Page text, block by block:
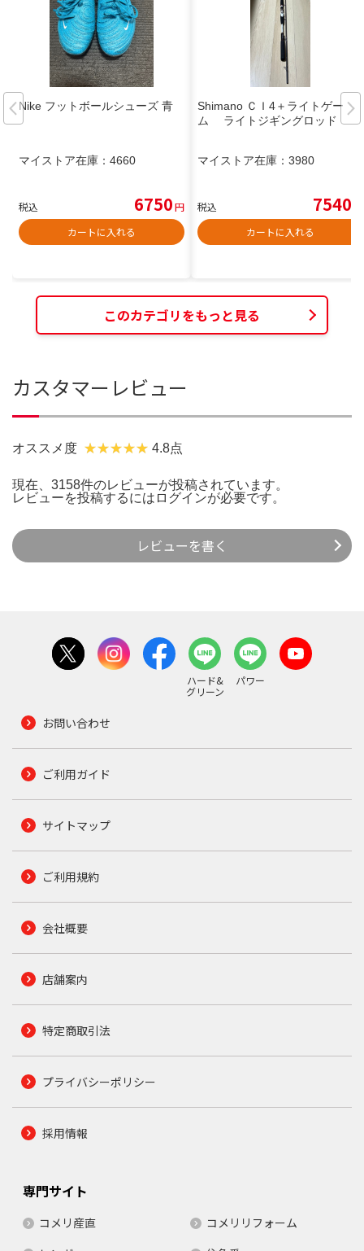
Nike フットボールシューズ 青
マイストア在庫： 4660
税込 6750円
カートに入れる
Shimano ＣＩ4＋ライトゲー
ム ライトジギングロッド
マイストア在庫： 3980
税込 7540
カートに入れる
このカテゴリをもっと見る
カスタマーレビュー
オススメ度 4.8点
現在、3158件のレビューが投稿されています。
レビューを投稿するには ログインが必要です。
レビューを書く
ハード&
グリーン
パワー
お問い合わせ
ご利用ガイド
サイトマップ
ご利用規約
会社概要
店舗案内
特定商取引法
プライバシーポリシー
採用情報
専門サイト
コメリ産直
コメリリフォーム